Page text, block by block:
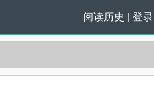
阅读历史 | 登录